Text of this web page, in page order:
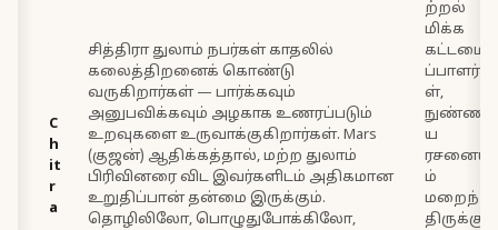
C
h
it
r
a
சித்திரா துலாம் நபர்கள் காதலில்
கலைத்திறனைக் கொண்டு
வருகிறார்கள் — பார்க்கவும்
அனுபவிக்கவும் அழகாக உணரப்படும்
உறவுகளை உருவாக்குகிறார்கள். Mars
(குஜன்) ஆதிக்கத்தால், மற்ற துலாம்
பிரிவினரை விட இவர்களிடம் அதிகமான
உறுதிப்பான் தன்மை இருக்கும்.
தொழிலிலோ, பொழுதுபோக்கிலோ,
ற்றல்
மிக்க
கட்டமை
ப்பாளர்க
ள்,
நுண்ணி
ய
ரசனையு
ம்
மறைந்
திருக்கு